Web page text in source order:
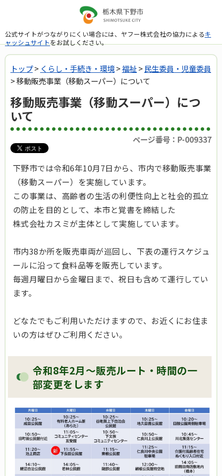
公式サイトがつながりにくい場合には、ヤフー株式会社の協力によるキ
ャッシュサイトをお試しください。
トップ> くらし・手続き・環境>福祉> 民生委員・児童委員
> 移動販売事業（移動スーパー）について
移動販売事業（移動スーパー）につ
いて
ページ番号：P-009337
下野市では令和6年10月7日から、市内で移動販売事業
（移動スーパー）を実施しています。
この事業は、高齢者の生活の利便性向上と社会的孤立
の防止を目的として、本市と覚書を締結した
株式会社カスミが主体として実施しています。
市内38か所を販売車両が巡回し、下表の運行スケジュ
ールに沿って食料品等を販売しています。
毎週月曜日から金曜日まで、祝日も含めて運行してい
ます。
どなたでもご利用いただけますので、お近くにお住ま
いの方はぜひご利用ください。
令和8年2月～販売ルート・時間の一
部変更をします